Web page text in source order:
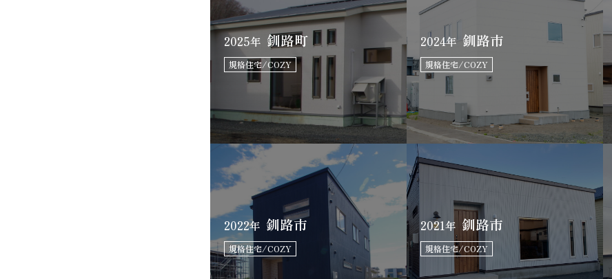
2025年 釧路町
規格住宅/COZY
2024年 釧路市
規格住宅/COZY
2022年 釧路市
規格住宅/COZY
2021年 釧路市
規格住宅/COZY